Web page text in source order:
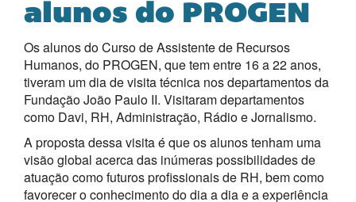
alunos do PROGEN
Os alunos do Curso de Assistente de Recursos
Humanos, do PROGEN, que tem entre 16 a 22 anos,
tiveram um dia de visita técnica nos departamentos da
Fundação João Paulo II. Visitaram departamentos
como Davi, RH, Administração, Rádio e Jornalismo.
A proposta dessa visita é que os alunos tenham uma
visão global acerca das inúmeras possibilidades de
atuação como futuros profissionais de RH, bem como
favorecer o conhecimento do dia a dia e a experiência